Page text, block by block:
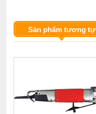
Sản phẩm tương tự